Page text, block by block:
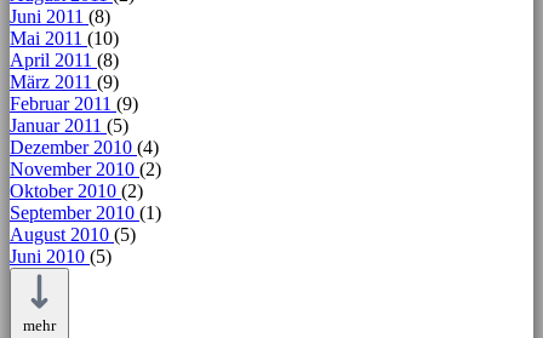
Juni 2011 (8)
Mai 2011 (10)
April 2011 (8)
März 2011 (9)
Februar 2011 (9)
Januar 2011 (5)
Dezember 2010 (4)
November 2010 (2)
Oktober 2010 (2)
September 2010 (1)
August 2010 (5)
Juni 2010 (5)
mehr